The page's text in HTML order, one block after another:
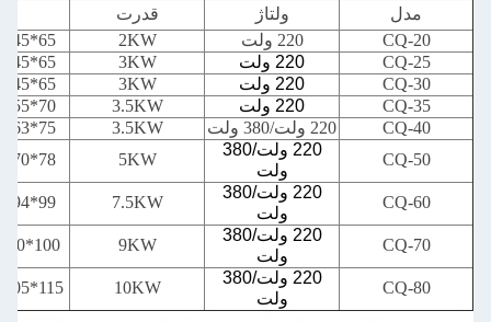
مدل ولتاژ قدرت
CQ-20
220 ولت 2KW
65*45*135CM
CQ-25
220 ولت 3KW
65*45*135CM
CQ-30
220 ولت 3KW
65*45*140CM
CQ-35
220 ولت 3.5KW
70*55*145CM
CQ-40
220 ولت/380 ولت 3.5KW
75*63*145CM
CQ-50
220 ولت/380
ولت
5KW
78*70*145CM
CQ-60
220 ولت/380
ولت
7.5KW
99*94*160CM
CQ-70
220 ولت/380
ولت
9KW
100*90*160CM
CQ-80
220 ولت/380
ولت
10KW
115*105*125CM